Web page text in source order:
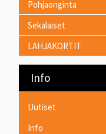
Pohjaonginta
Sekalaiset
LAHJAKORTIT
Info
Uutiset
Info